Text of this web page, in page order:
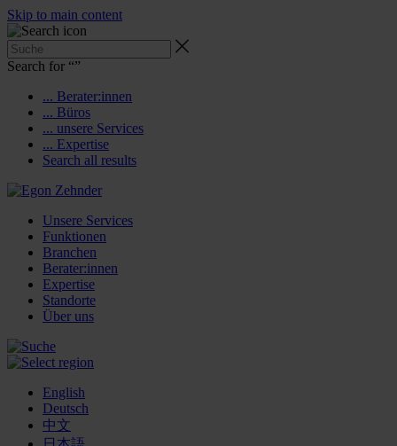
Skip to main content
Search for “”
... Berater:innen
... Büros
... unsere Services
... Expertise
Search all results
Unsere Services
Funktionen
Branchen
Berater:innen
Expertise
Standorte
Über uns
English
Deutsch
中文